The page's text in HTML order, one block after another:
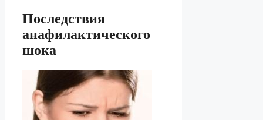
Последствия
анафилактического
шока